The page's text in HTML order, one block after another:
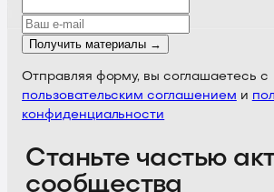
Получить материалы →
Отправляя форму, вы соглашаетесь с
пользовательским соглашением и
конфиденциальности
Станьте частью
сообщества